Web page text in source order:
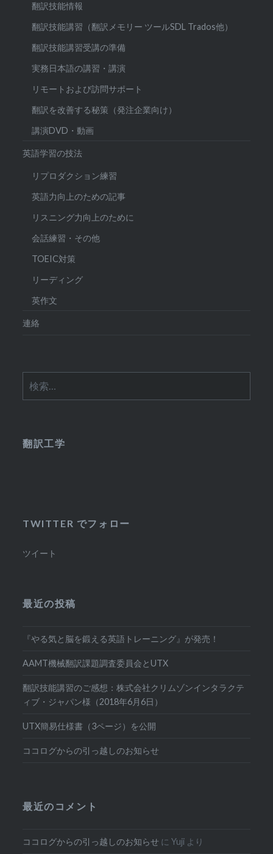
翻訳技能情報
翻訳技能講習（翻訳メモリー ツールSDL Trados他）
翻訳技能講習受講の準備
実務日本語の講習・講演
リモートおよび訪問サポート
翻訳を改善する秘策（発注企業向け）
講演DVD・動画
英語学習の技法
リプロダクション練習
英語力向上のための記事
リスニング力向上のために
会話練習・その他
TOEIC対策
リーディング
英作文
連絡
索:
翻訳工学
TWITTER でフォロー
ツイート
最近の投稿
『やる気と脳を鍛える英語トレーニング』が発売！
AAMT機械翻訳課題調査委員会とUTX
翻訳技能講習のご感想：株式会社クリムゾンインタラクテ
ィブ・ジャパン様（2018年6月6日）
UTX簡易仕様書（3ページ）を公開
ココログからの引っ越しのお知らせ
最近のコメント
ココログからの引っ越しのお知らせ にYuji より